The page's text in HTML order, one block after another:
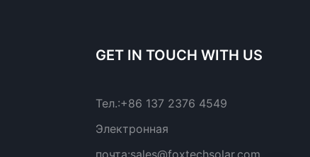
GET IN TOUCH WITH US
Тел.:+86 137 2376 4549
Электронная
почта:sales@foxtechsolar.com